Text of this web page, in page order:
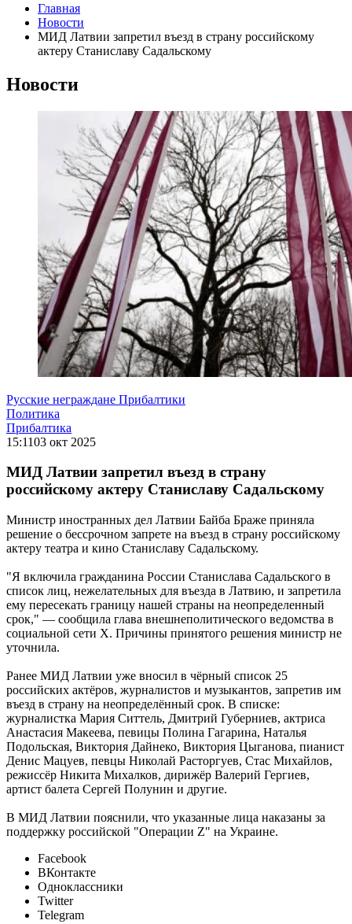
Главная
Новости
МИД Латвии запретил въезд в страну российскому
актеру Станиславу Садальскому
Новости
Русские неграждане Прибалтики
Политика
Прибалтика
15:1103 окт 2025
МИД Латвии запретил въезд в страну
российскому актеру Станиславу Садальскому
Министр иностранных дел Латвии Байба Браже приняла
решение о бессрочном запрете на въезд в страну российскому
актеру театра и кино Станиславу Садальскому.
"Я включила гражданина России Станислава Садальского в
список лиц, нежелательных для въезда в Латвию, и запретила
ему пересекать границу нашей страны на неопределенный
срок," — сообщила глава внешнеполитического ведомства в
социальной сети Х. Причины принятого решения министр не
уточнила.
Ранее МИД Латвии уже вносил в чёрный список 25
российских актёров, журналистов и музыкантов, запретив им
въезд в страну на неопределённый срок. В списке:
журналистка Мария Ситтель, Дмитрий Губерниев, актриса
Анастасия Макеева, певицы Полина Гагарина, Наталья
Подольская, Виктория Дайнеко, Виктория Цыганова, пианист
Денис Мацуев, певцы Николай Расторгуев, Стас Михайлов,
режиссёр Никита Михалков, дирижёр Валерий Гергиев,
артист балета Сергей Полунин и другие.
В МИД Латвии пояснили, что указанные лица наказаны за
поддержку российской "Операции Z" на Украине.
Facebook
ВКонтакте
Одноклассники
Twitter
Telegram